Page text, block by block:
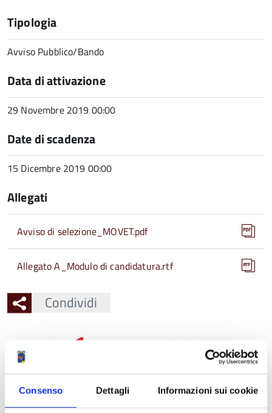
Consenso Dettagli Informazioni sui cookie
Tipologia
Avviso Pubblico/Bando
Data di attivazione
29 Novembre 2019 00:00
Date di scadenza
15 Dicembre 2019 00:00
Allegati
Avviso di selezione_MOVET.pdf
Allegato A_Modulo di candidatura.rtf
Condividi
l'immagine